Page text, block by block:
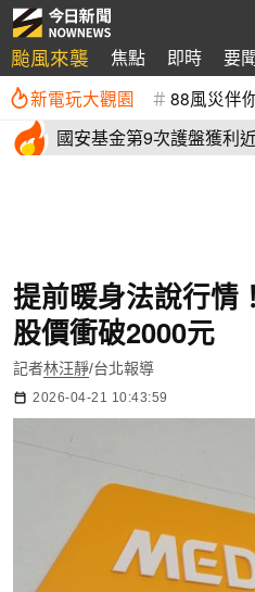
颱風來襲 焦點 即時 要
新電玩大觀園 88風災伴
國安基金第9次護盤獲
提前暖身法說行
股價衝破2000元
記者林汪靜/台北報導
2026-04-21 10:43:59